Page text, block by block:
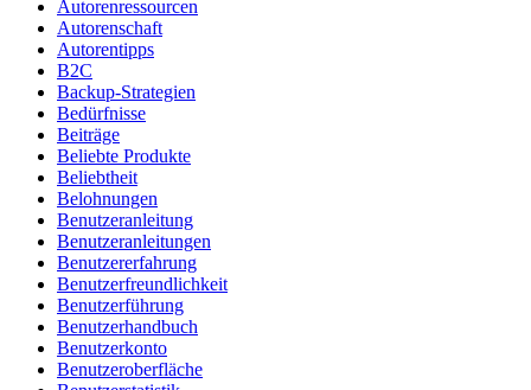
Autorenressourcen
Autorenschaft
Autorentipps
B2C
Backup-Strategien
Bedürfnisse
Beiträge
Beliebte Produkte
Beliebtheit
Belohnungen
Benutzeranleitung
Benutzeranleitungen
Benutzererfahrung
Benutzerfreundlichkeit
Benutzerführung
Benutzerhandbuch
Benutzerkonto
Benutzeroberfläche